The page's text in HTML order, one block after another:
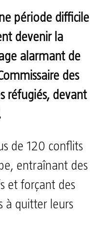
période difficile
devenir la
alarmant de
des
réfugiés, devant
de 120 conflits
entraînant des
et forçant des
à quitter leurs